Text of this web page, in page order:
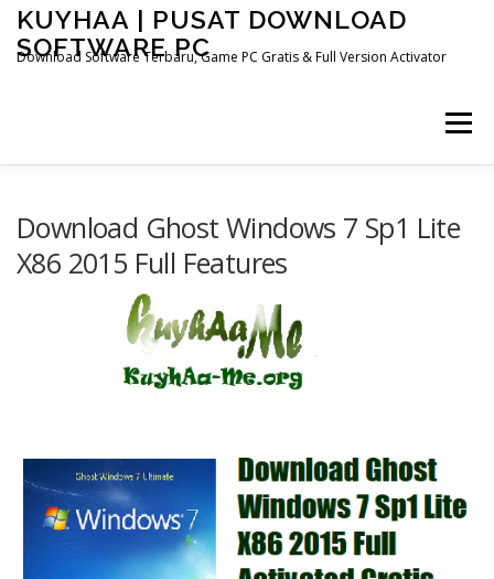
Skip
content
KUYHAA | PUSAT DOWNLOAD
SOFTWARE PC
Download Software Terbaru, Game PC Gratis & Full Version Activator
Menu
Download Ghost Windows 7 Sp1 Lite
X86 2015 Full Features